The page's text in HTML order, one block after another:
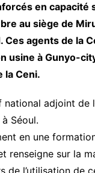
en capacité
au siège de
Ces agents de la
usine à Gunyo-
la Ceni.
adjoint de
Séoul.
en une
renseigne sur la
de l’utilisation de